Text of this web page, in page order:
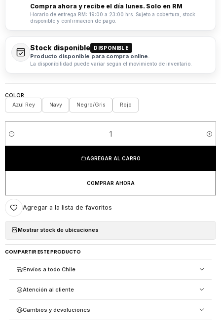
Compra ahora y recibe el día lunes. Solo en RM
Horario de entrega RM: 19:00 a 23:00 hrs. Sujeto a cobertura, stock
disponible y confirmación de pago.
Stock disponible DISPONIBLE
Producto disponible para compra online.
La disponibilidad puede variar según el movimiento de inventario.
COLOR
Azul Rey Navy Negro/Gris Rojo
Cantidad
AGREGAR AL CARRO
COMPRAR AHORA
Agregar a la lista de favoritos
Mostrar stock de ubicaciones
COMPARTIR ESTE PRODUCTO
Envíos a todo Chile
Atención al cliente
Cambios y devoluciones